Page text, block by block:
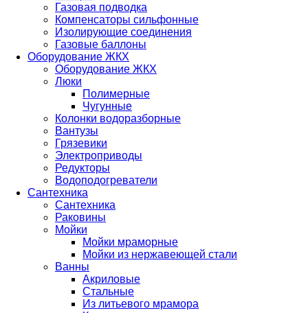
Газовая подводка
Компенсаторы сильфонные
Изолирующие соединения
Газовые баллоны
Оборудование ЖКХ
Оборудование ЖКХ
Люки
Полимерные
Чугунные
Колонки водоразборные
Вантузы
Грязевики
Электроприводы
Редукторы
Водоподогреватели
Сантехника
Сантехника
Раковины
Мойки
Мойки мраморные
Мойки из нержавеющей стали
Ванны
Акриловые
Стальные
Из литьевого мрамора